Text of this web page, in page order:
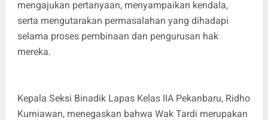
mengajukan pertanyaan, menyampaikan kendala,
serta mengutarakan permasalahan yang dihadapi
selama proses pembinaan dan pengurusan hak
mereka.
Kepala Seksi Binadik Lapas Kelas IIA Pekanbaru, Ridho
Kurniawan, menegaskan bahwa Wak Tardi merupakan